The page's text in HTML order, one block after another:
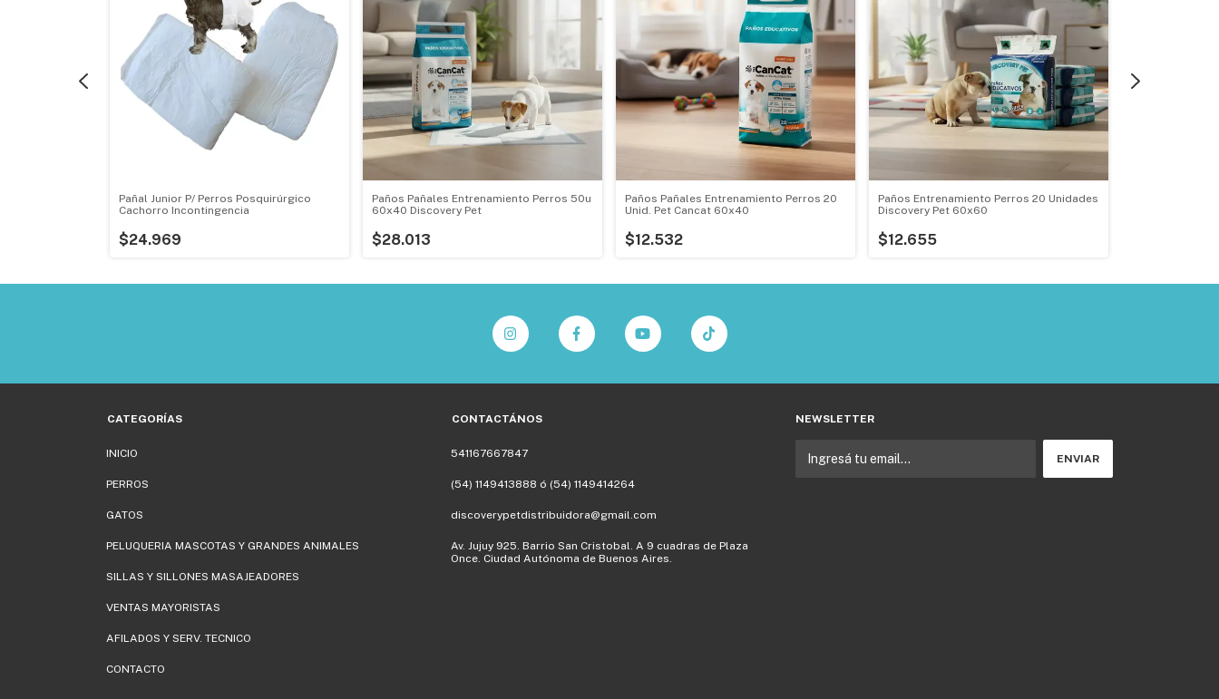
Pañal Junior P/ Perros Posquirúrgico
Cachorro Incontingencia
$24.969
Paños Pañales Entrenamiento Perros 50u
60x40 Discovery Pet
$28.013
Paños Pañales Entrenamiento Perros 20
Unid. Pet Cancat 60x40
$12.532
Paños Entrenamiento Perros 20 Unidades
Discovery Pet 60x60
$12.655
CATEGORÍAS
INICIO
PERROS
GATOS
PELUQUERIA MASCOTAS Y GRANDES ANIMALES
SILLAS Y SILLONES MASAJEADORES
VENTAS MAYORISTAS
AFILADOS Y SERV. TECNICO
CONTACTO
CONTACTÁNOS
541167667847
(54) 1149413888 ó (54) 1149414264
discoverypetdistribuidora@gmail.com
Av. Jujuy 925. Barrio San Cristobal. A 9 cuadras de Plaza
Once. Ciudad Autónoma de Buenos Aires.
NEWSLETTER